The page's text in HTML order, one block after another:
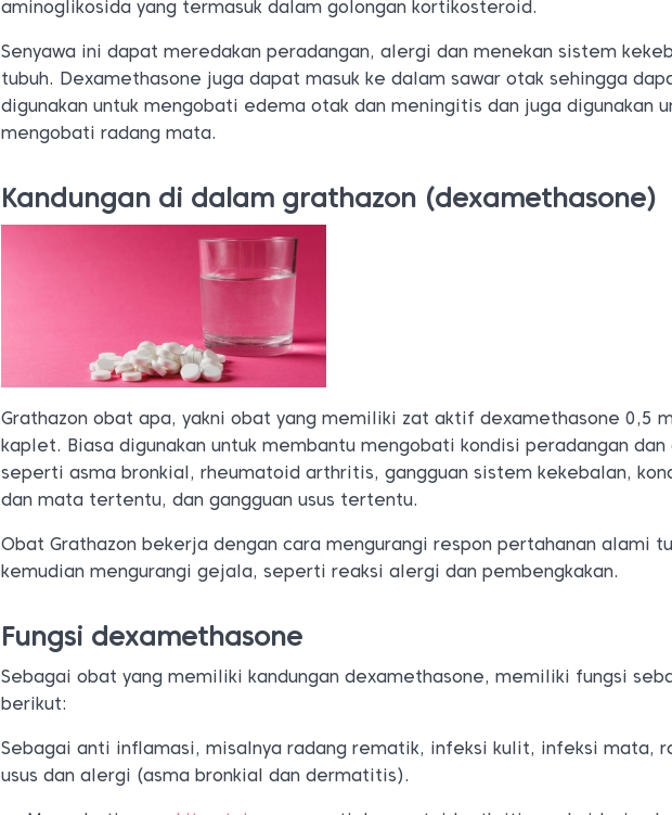
aminoglikosida yang termasuk dalam golongan kortikosteroid.
Senyawa ini dapat meredakan peradangan, alergi dan menekan sistem
tubuh. Dexamethasone juga dapat masuk ke dalam sawar otak sehingga
digunakan untuk mengobati edema otak dan meningitis dan juga digunakan
mengobati radang mata.
Kandungan di dalam grathazon (dexamethasone)
Grathazon obat apa, yakni obat yang memiliki zat aktif dexamethasone 0,5
kaplet. Biasa digunakan untuk membantu mengobati kondisi peradangan dan
seperti asma bronkial, rheumatoid arthritis, gangguan sistem kekebalan,
dan mata tertentu, dan gangguan usus tertentu.
Obat Grathazon bekerja dengan cara mengurangi respon pertahanan alami
kemudian mengurangi gejala, seperti reaksi alergi dan pembengkakan.
Fungsi dexamethasone
Sebagai obat yang memiliki kandungan dexamethasone, memiliki fungsi
berikut:
Sebagai anti inflamasi, misalnya radang rematik, infeksi kulit, infeksi mata,
usus dan alergi (asma bronkial dan dermatitis).